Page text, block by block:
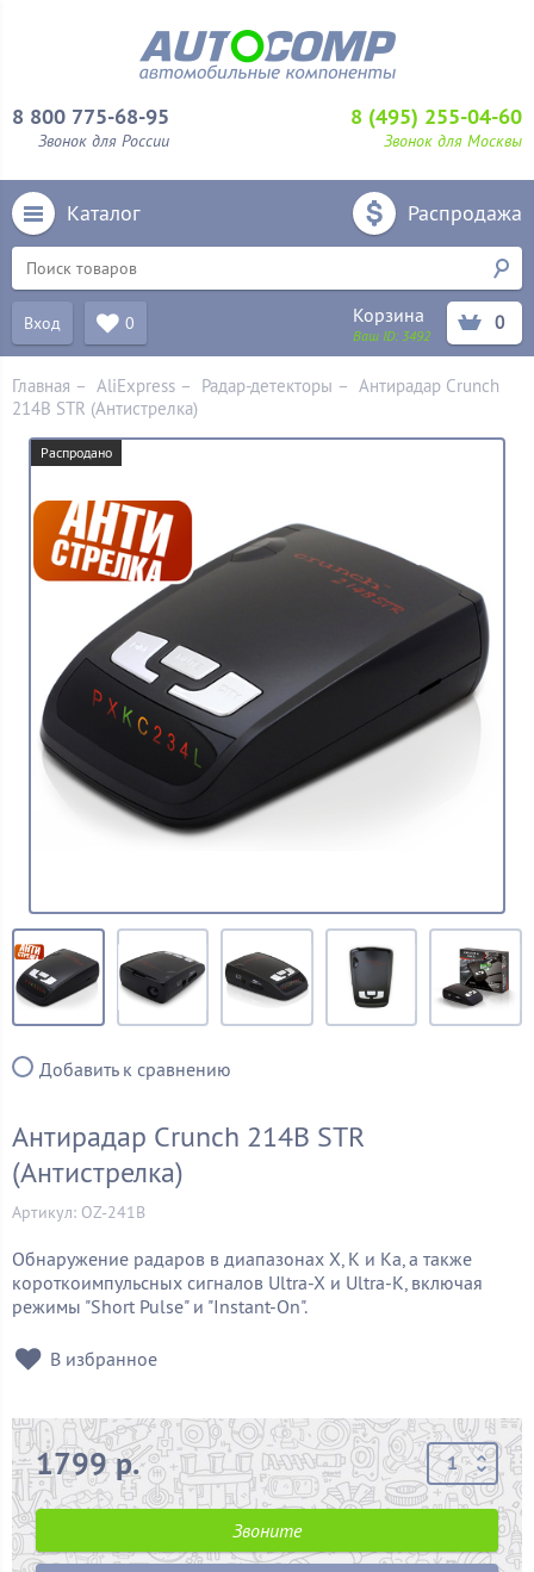
8 800 775-68-95
Звонок для России
8 (495) 255-04-60
Звонок для Москвы
Каталог Распродажа
Вход 0 Корзина
Ваш ID: 3492
0
Главная – AliExpress – Радар-детекторы – Антирадар Crunch
214B STR (Антистрелка)
Распродано
Добавить к сравнению
Антирадар Crunch 214B STR
(Антистрелка)
Артикул: OZ-241В
Обнаружение радаров в диапазонах X, K и Ka, а также
короткоимпульсных сигналов Ultra-X и Ultra-K, включая
режимы "Short Pulse" и "Instant-On".
В избранное
1799 р.
Звоните